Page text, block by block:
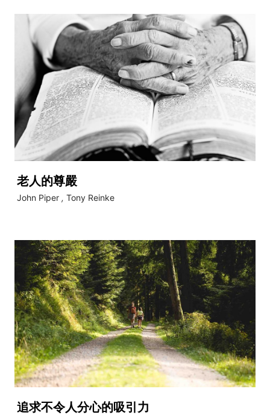
老人的尊嚴
John Piper , Tony Reinke
追求不令人分心的吸引力